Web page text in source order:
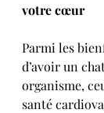
votre cœur
Parmi les
d’avoir un
organisme,
santé